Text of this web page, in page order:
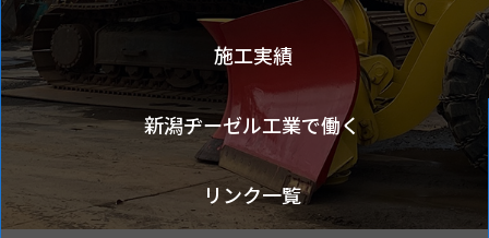
施工実績
新潟ヂーゼル工業で働く
リンク一覧